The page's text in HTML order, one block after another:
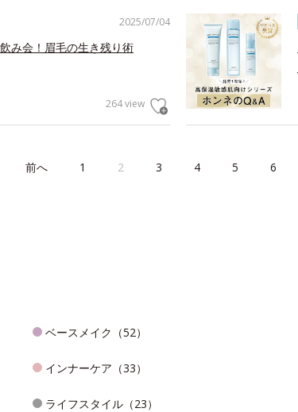
2025/07/04
み会！眉毛の生き残り術
264 view
前へ 1 2 3 4 5 6
ベースメイク（52）
インナーケア（33）
ライフスタイル（23）